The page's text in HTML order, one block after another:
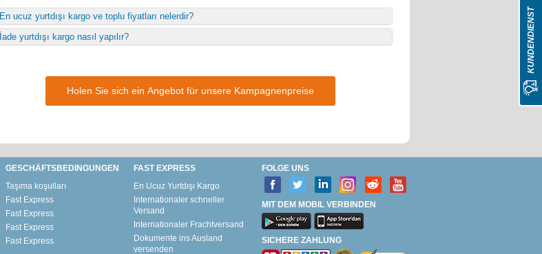
En ucuz yurtdışı kargo ve toplu fiyatları nelerdir?
İade yurtdışı kargo nasıl yapılır?
Holen Sie sich ein Angebot für unsere Kampagnenpreise
GESCHÄFTSBEDINGUNGEN
Taşıma koşulları
Fast Express
Fast Express
Fast Express
Fast Express
FAST EXPRESS
En Ucuz Yurtdışı Kargo
Internationaler schneller
Versand
Internationaler Frachtversand
Dokumente ins Ausland
versenden
FOLGE UNS
MIT DEM MOBIL VERBINDEN
SICHERE ZAHLUNG
KUNDENDIENST